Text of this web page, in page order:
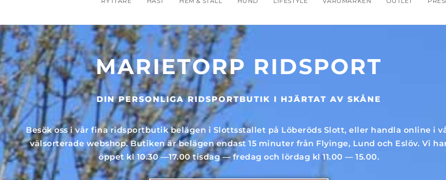
MARIETORP RIDSPORT
DIN PERSONLIGA RIDSPORTBUTIK I HJÄRTAT AV SKÅNE
Besök oss i vår fina ridsportbutik belägen i Slottsstallet på Löberöds Slott, eller handla online i
välsorterade webshop. Butiken är belägen endast 15 minuter från Flyinge, Lund och Eslöv. Vi
öppet kl 10.30 —17.00 tisdag — fredag och lördag kl 11.00 — 15.00.